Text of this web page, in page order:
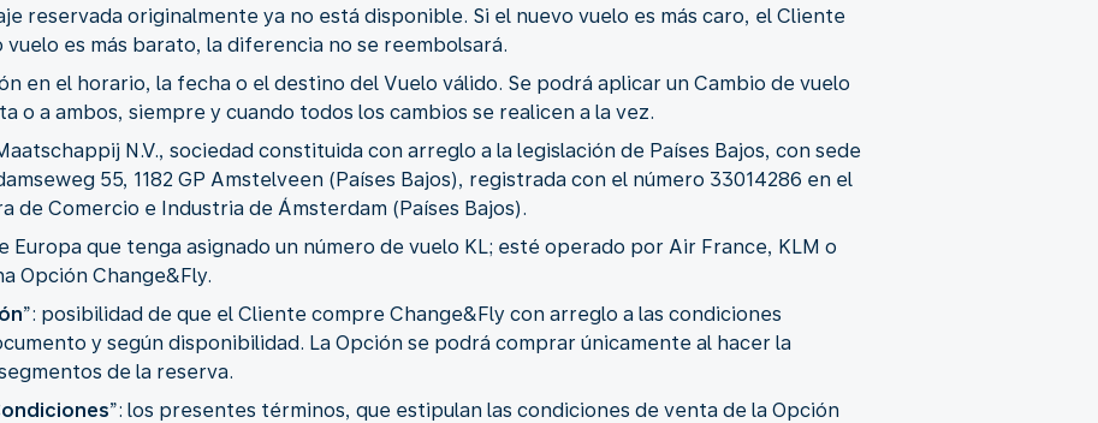
reservada originalmente ya no está disponible. Si el nuevo vuelo es más caro, el Cliente
es más barato, la diferencia no se reembolsará.
en el horario, la fecha o el destino del Vuelo válido. Se podrá aplicar un Cambio de vuelo
o a ambos, siempre y cuando todos los cambios se realicen a la vez.
N.V., sociedad constituida con arreglo a la legislación de Países Bajos, con sede
55, 1182 GP Amstelveen (Países Bajos), registrada con el número 33014286 en el
de Comercio e Industria de Ámsterdam (Países Bajos).
Europa que tenga asignado un número de vuelo KL; esté operado por Air France, KLM o
Opción Change&Fly.
”: posibilidad de que el Cliente compre Change&Fly con arreglo a las condiciones
y según disponibilidad. La Opción se podrá comprar únicamente al hacer la
de la reserva.
”: los presentes términos, que estipulan las condiciones de venta de la Opción